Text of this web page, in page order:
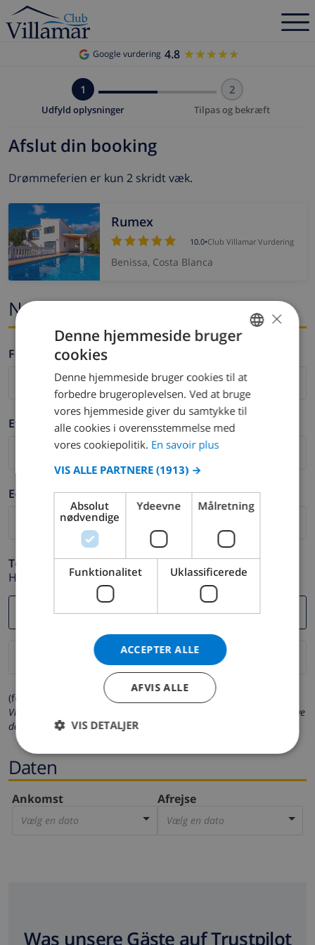
Google vurdering 4.8 ★★★★★
★★★★★
1
Udfyld oplysninger
2
Tilpas og bekræft
Afslut din booking
Drømmeferien er kun 2 skridt væk.
Rumex
10.0•Club Villamar Vurdering
Benissa, Costa Blanca
Navn og e-mail
Fornavn *
Efternavn *
E-mail *
Telefon *
Hvis din e-mail adresse ikke fungerer korrekt.
(felter markeret med * er obligatoriske)
Vi beskytter dit privatliv. Dine personlige oplysninger vil aldrig blive
delt med andre.
Daten
Ankomst
Vælg en dato
Afrejse
Vælg en dato
Was unsere Gäste auf Trustpilot
DUTCH
SPANISH
GERMAN
ITALIAN
NORWEGIAN
×
Denne hjemmeside bruger
cookies
Denne hjemmeside bruger cookies til at
forbedre brugeroplevelsen. Ved at bruge
vores hjemmeside giver du samtykke til
alle cookies i overensstemmelse med
vores cookiepolitik. En savoir plus
VIS ALLE PARTNERE (1913) →
Absolut
nødvendige
Ydeevne Målretning
Funktionalitet Uklassificerede
ACCEPTER ALLE
AFVIS ALLE
VIS DETALJER